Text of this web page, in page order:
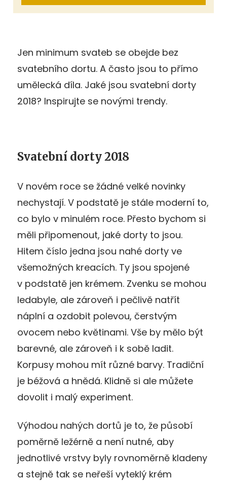
Jen minimum svateb se obejde bez
svatebního dortu. A často jsou to přímo
umělecká díla. Jaké jsou svatební dorty
2018? Inspirujte se novými trendy.
Svatební dorty 2018
V novém roce se žádné velké novinky
nechystají. V podstatě je stále moderní to,
co bylo v minulém roce. Přesto bychom si
měli připomenout, jaké dorty to jsou.
Hitem číslo jedna jsou nahé dorty ve
všemožných kreacích. Ty jsou spojené
v podstatě jen krémem. Zvenku se mohou
ledabyle, ale zároveň i pečlivě natřít
náplní a ozdobit polevou, čerstvým
ovocem nebo květinami. Vše by mělo být
barevné, ale zároveň i k sobě ladit.
Korpusy mohou mít různé barvy. Tradiční
je béžová a hnědá. Klidně si ale můžete
dovolit i malý experiment.
Výhodou nahých dortů je to, že působí
poměrně ležérně a není nutné, aby
jednotlivé vrstvy byly rovnoměrně kladeny
a stejně tak se neřeší vyteklý krém